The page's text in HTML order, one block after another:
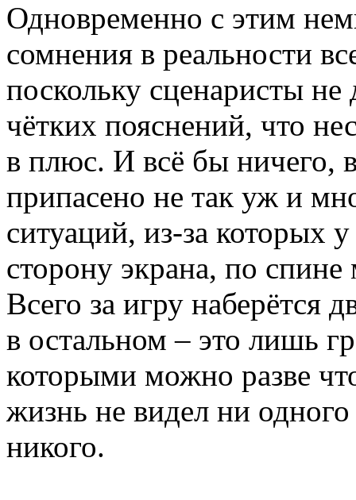
Одновременно с этим
сомнения в реальности
поскольку сценаристы не
чётких пояснений, что
в плюс. И всё бы ничего,
припасено не так уж и
ситуаций, из-за которых
сторону экрана, по
Всего за игру наберётся
в остальном – это лишь
которыми можно разве
жизнь не видел ни
никого.